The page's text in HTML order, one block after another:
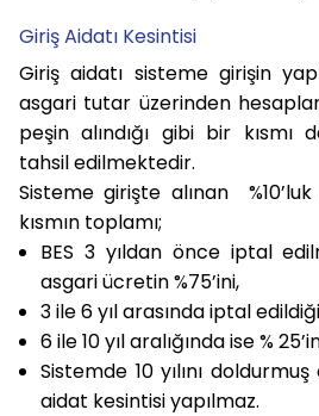
Giriş Aidatı Kesintisi
Giriş aidatı sisteme girişin
asgari tutar üzerinden
peşin alındığı gibi bir
tahsil edilmektedir.
Sisteme girişte alınan
kısmın toplamı;
BES 3 yıldan önce iptal
asgari ücretin %75’ini,
3 ile 6 yıl arasında iptal
6 ile 10 yıl aralığında ise %
Sistemde 10 yılını
aidat kesintisi yapılmaz.